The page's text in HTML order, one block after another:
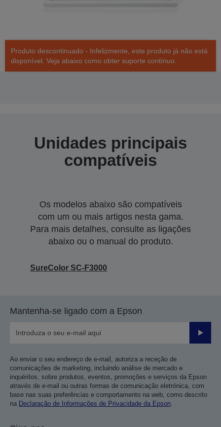
Produto descontinuado - Infelizmente, este produto já não está
disponível. Veja abaixo como obter suporte contínuo.
Unidades principais
compatíveis
Os modelos abaixo são compatíveis
com um ou mais artigos nesta gama.
Para mais detalhes, consulte as ligações
abaixo ou o manual do produto.
SureColor SC-F3000
Mantenha-se ligado com a Epson
Enviar
Ao enviar o seu endereço de e-mail, autoriza a receção de
comunicações de marketing, incluindo análise de mercado e
inquéritos, sobre produtos, eventos, promoções e serviços da Epson
através de e-mail ou outras formas de comunicação eletrónica, com
base nas suas preferências e comportamento na web, como descrito
na Declaração de Informações de Privacidade da Epson.